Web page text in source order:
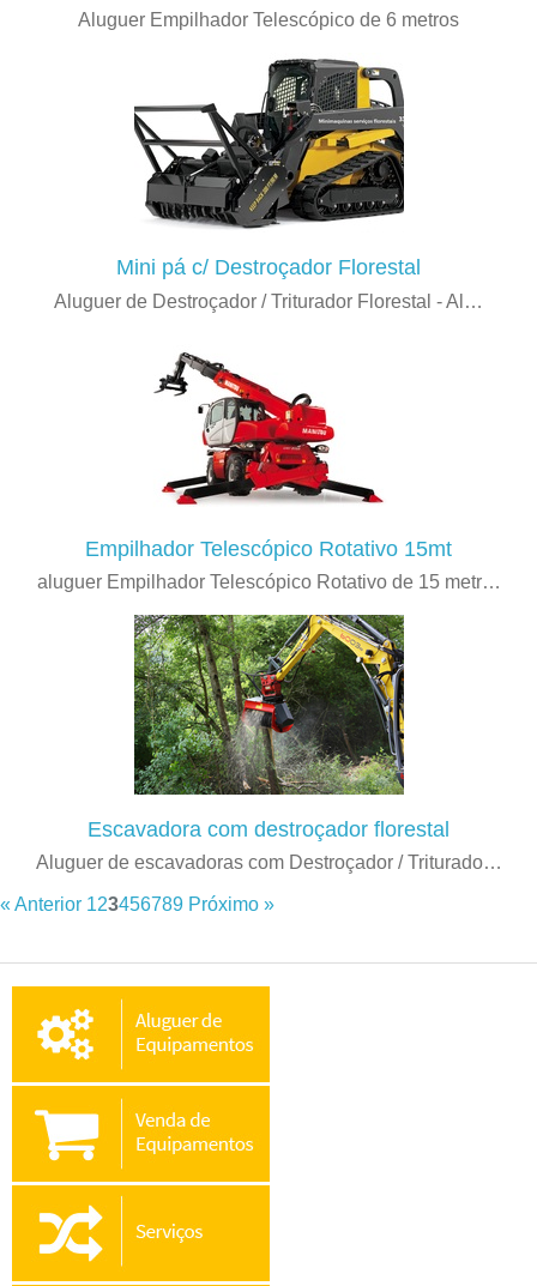
Aluguer Empilhador Telescópico de 6 metros
Mini pá c/ Destroçador Florestal
Aluguer de Destroçador / Triturador Florestal - Al…
Empilhador Telescópico Rotativo 15mt
aluguer Empilhador Telescópico Rotativo de 15 metr…
Escavadora com destroçador florestal
Aluguer de escavadoras com Destroçador / Triturado…
« Anterior 123456789 Próximo »